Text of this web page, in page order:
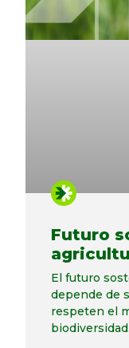
Futuro
El futuro
depende de
respeten el